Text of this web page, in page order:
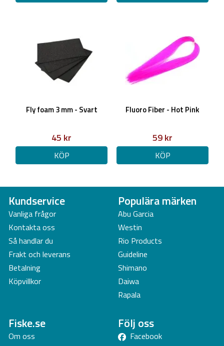
Fly foam 3 mm - Svart
45 kr
KÖP
Fluoro Fiber - Hot Pink
59 kr
KÖP
Kundservice
Vanliga frågor
Kontakta oss
Så handlar du
Frakt och leverans
Betalning
Köpvillkor
Populära märken
Abu Garcia
Westin
Rio Products
Guideline
Shimano
Daiwa
Rapala
Fiske.se
Om oss
Följ oss
Facebook